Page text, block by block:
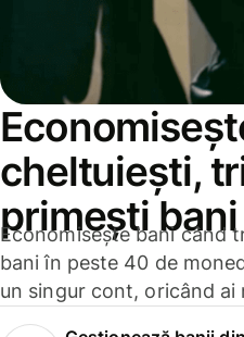
cheltuiești,
primești bani
Economisește bani când
bani în peste 40 de
un singur cont, oricând ai